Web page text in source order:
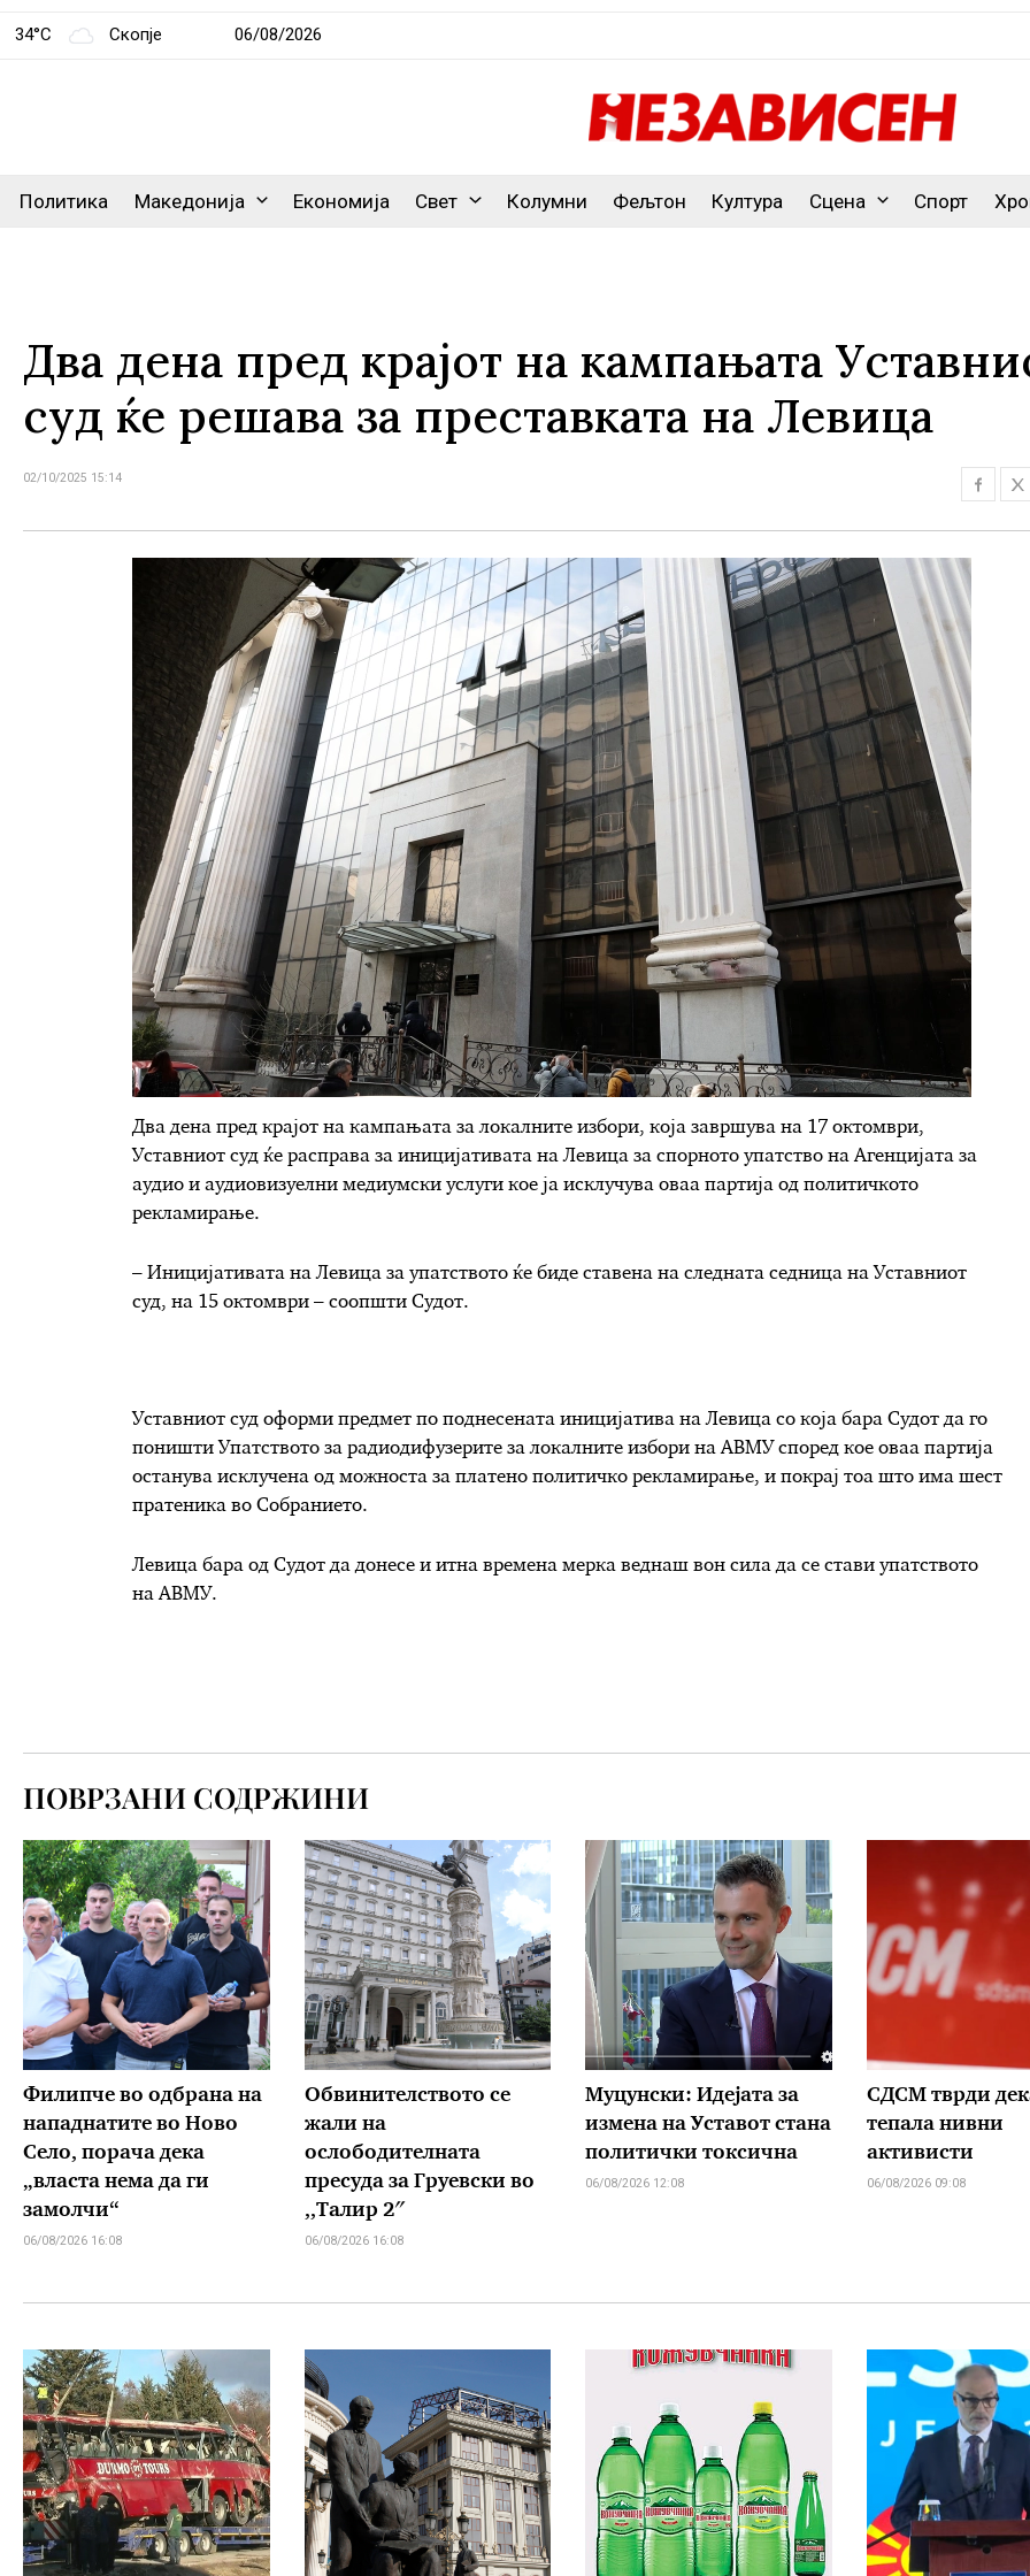
34°C Скопје 06/08/2026
Политика Македонија Економија Свет Колумни Фељтон Култура Сцена Спорт
Два дена пред крајот на кампањата
суд ќе решава за преставката на Левица
02/10/2025 15:14
Два дена пред крајот на кампањата за локалните избори, која завршува на 17 октомври,
Уставниот суд ќе расправа за иницијативата на Левица за спорното упатство на Агенцијата за
аудио и аудиовизуелни медиумски услуги кое ја исклучува оваа партија од политичкото
рекламирање.
– Иницијативата на Левица за упатството ќе биде ставена на следната седница на Уставниот
суд, на 15 октомври – соопшти Судот.
Уставниот суд оформи предмет по поднесената иницијатива на Левица со која бара Судот да го
поништи Упатството за радиодифузерите за локалните избори на АВМУ според кое оваа партија
останува исклучена од можноста за платено политичко рекламирање, и покрај тоа што има шест
пратеника во Собранието.
Левица бара од Судот да донесе и итна времена мерка веднаш вон сила да се стави упатството
на АВМУ.
ПОВРЗАНИ СОДРЖИНИ
Филипче во одбрана на
нападнатите во Ново
Село, порача дека
„власта нема да ги
замолчи“
06/08/2026 16:08
Обвинителството се
жали на
ослободителната
пресуда за Груевски во
,,Талир 2″
06/08/2026 16:08
Муцунски: Идејата за
измена на Уставот стана
политички токсична
06/08/2026 12:08
СДСМ тврди
тепала нивни
активисти
06/08/2026 09:08